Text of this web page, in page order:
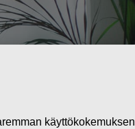
käyttökokemuksen